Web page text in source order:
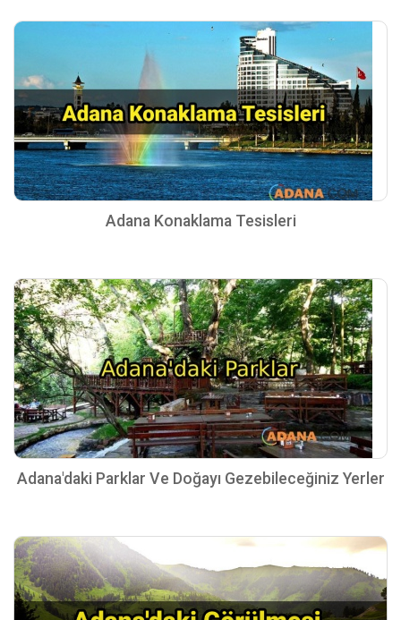
Adana Konaklama Tesisleri
Adana'daki Parklar Ve Doğayı Gezebileceğiniz Yerler